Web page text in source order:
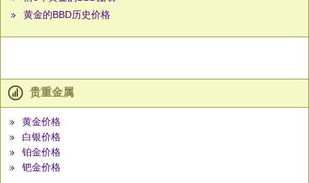
黄金的BBD历史价格
贵重金属
黄金价格
白银价格
铂金价格
钯金价格